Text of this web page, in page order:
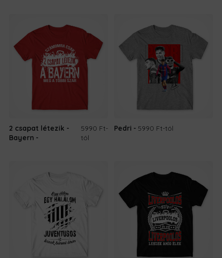
2 csapat létezik -
Bayern
5990 Ft-
tól
Pedri 5990 Ft-tól